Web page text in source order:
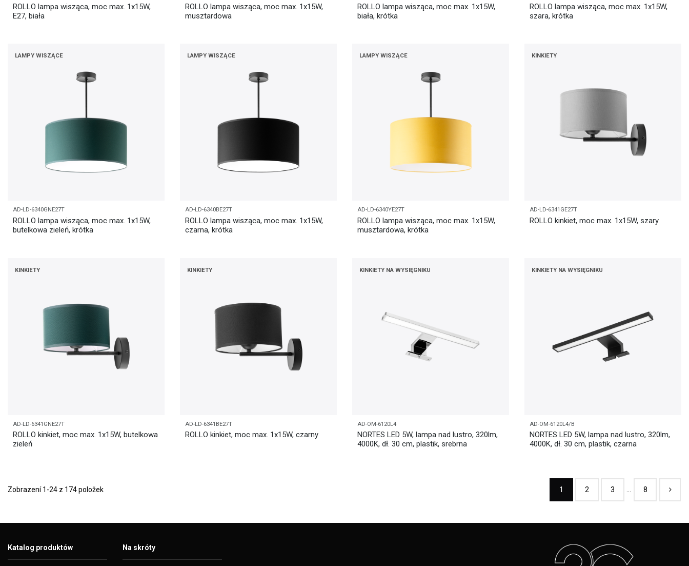
ROLLO lampa wisząca, moc max. 1x15W,
E27, biała
ROLLO lampa wisząca, moc max. 1x15W,
musztardowa
ROLLO lampa wisząca, moc max. 1x15W,
biała, krótka
ROLLO lampa wisząca, moc max. 1x15W,
szara, krótka
LAMPY WISZĄCE
AD-LD-6340GNE27T
ROLLO lampa wisząca, moc max. 1x15W,
butelkowa zieleń, krótka
LAMPY WISZĄCE
AD-LD-6340BE27T
ROLLO lampa wisząca, moc max. 1x15W,
czarna, krótka
LAMPY WISZĄCE
AD-LD-6340YE27T
ROLLO lampa wisząca, moc max. 1x15W,
musztardowa, krótka
KINKIETY
AD-LD-6341GE27T
ROLLO kinkiet, moc max. 1x15W, szary
KINKIETY
AD-LD-6341GNE27T
ROLLO kinkiet, moc max. 1x15W, butelkowa
zieleń
KINKIETY
AD-LD-6341BE27T
ROLLO kinkiet, moc max. 1x15W, czarny
KINKIETY NA WYSIĘGNIKU
AD-OM-6120L4
NORTES LED 5W, lampa nad lustro, 320lm,
4000K, dł. 30 cm, plastik, srebrna
KINKIETY NA WYSIĘGNIKU
AD-OM-6120L4/B
NORTES LED 5W, lampa nad lustro, 320lm,
4000K, dł. 30 cm, plastik, czarna
Zobrazení 1-24 z 174 položek 1 2 3 … 8
Katalog produktów Na skróty